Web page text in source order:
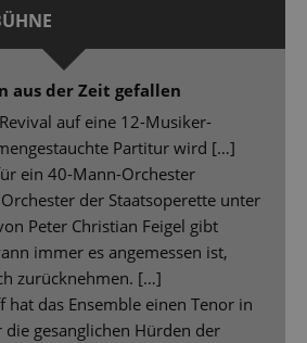
aus der Zeit gefallen
auf eine 12-Musiker-
Partitur wird […]
ein 40-Mann-Orchester
der Staatsoperette unter
Peter Christian Feigel gibt
immer es angemessen ist,
zurücknehmen. […]
das Ensemble einen Tenor in
die gesanglichen Hürden der